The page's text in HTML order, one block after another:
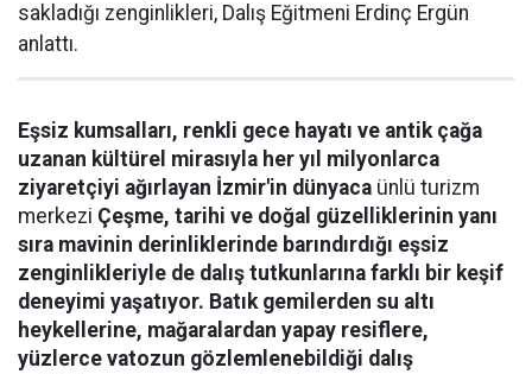
sakladığı zenginlikleri, Dalış Eğitmeni Erdinç Ergün
anlattı.
Eşsiz kumsalları, renkli gece hayatı ve antik çağa
uzanan kültürel mirasıyla her yıl milyonlarca
ziyaretçiyi ağırlayan İzmir'in dünyaca ünlü turizm
merkezi Çeşme, tarihi ve doğal güzelliklerinin yanı
sıra mavinin derinliklerinde barındırdığı eşsiz
zenginlikleriyle de dalış tutkunlarına farklı bir keşif
deneyimi yaşatıyor. Batık gemilerden su altı
heykellerine, mağaralardan yapay resiflere,
yüzlerce vatozun gözlemlenebildiği dalış